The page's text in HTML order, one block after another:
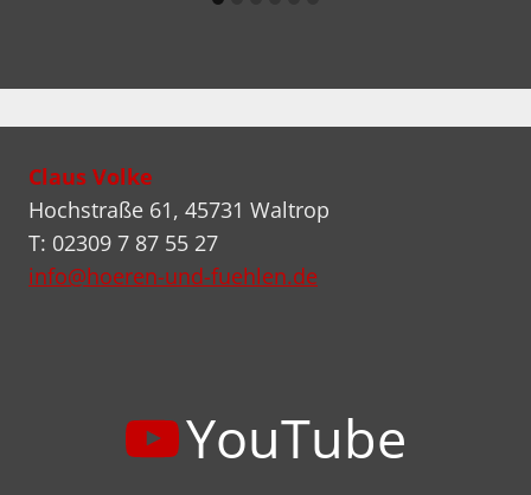
Claus Volke
Hochstraße 61, 45731 Waltrop
T: 02309 7 87 55 27
info@hoeren-und-fuehlen.de
YouTube